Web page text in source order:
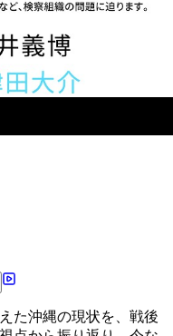
た沖縄の現状を、戦後